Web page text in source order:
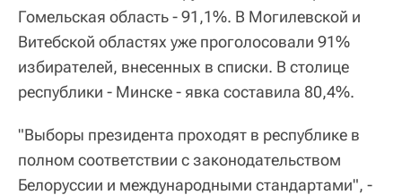
Гомельская область - 91,1%. В Могилевской и
Витебской областях уже проголосовали 91%
избирателей, внесенных в списки. В столице
республики - Минске - явка составила 80,4%.
"Выборы президента проходят в республике в
полном соответствии с законодательством
Белоруссии и международными стандартами", -